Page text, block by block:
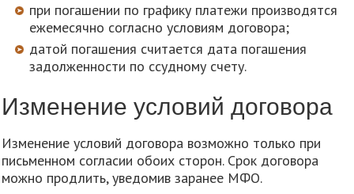
при погашении по графику платежи производятся
ежемесячно согласно условиям договора;
датой погашения считается дата погашения
задолженности по ссудному счету.
Изменение условий договора
Изменение условий договора возможно только при
письменном согласии обоих сторон. Срок договора
можно продлить, уведомив заранее МФО.